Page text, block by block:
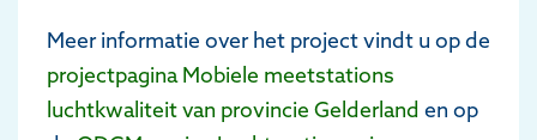
Meer informatie over het project vindt u op de
projectpagina Mobiele meetstations
luchtkwaliteit van provincie Gelderland en op